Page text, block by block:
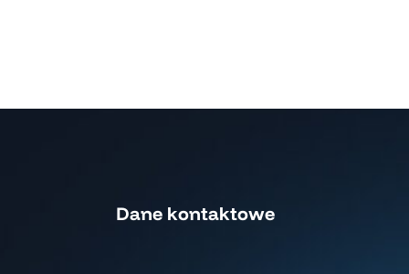
Dane kontaktowe